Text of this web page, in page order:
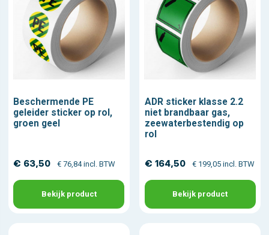
Beschermende PE
geleider sticker op rol,
groen geel
€ 63,50 € 76,84 incl. BTW
Bekijk product
ADR sticker klasse 2.2
niet brandbaar gas,
zeewaterbestendig op
rol
€ 164,50 € 199,05 incl. BTW
Bekijk product